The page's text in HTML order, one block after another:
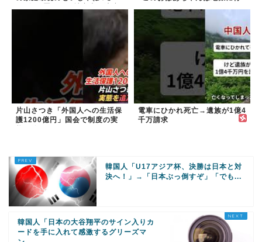
片山さつき「外国人への生活保
護1200億円」国会で制度の実
電車にひかれ死亡→遺族が1億4
千万請求
韓国人「U17アジア杯、決勝は日本と対
決へ！」→「日本ぶっ倒すぞ」「でも...
韓国人「日本の大谷翔平のサイン入りカ
ードを手に入れて感激するグリーズマ